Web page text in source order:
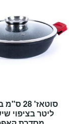
ליטר בציפוי